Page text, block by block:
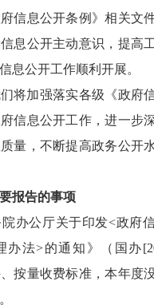
信息公开条例》相关文
息公开主动意识，提高
息公开工作顺利开展。
将加强落实各级《政府
信息公开工作，进一步
量，不断提高政务公开
报告的事项
办公厅关于印发<政府
办法>的通知》（国办
按量收费标准，本年度
理费。